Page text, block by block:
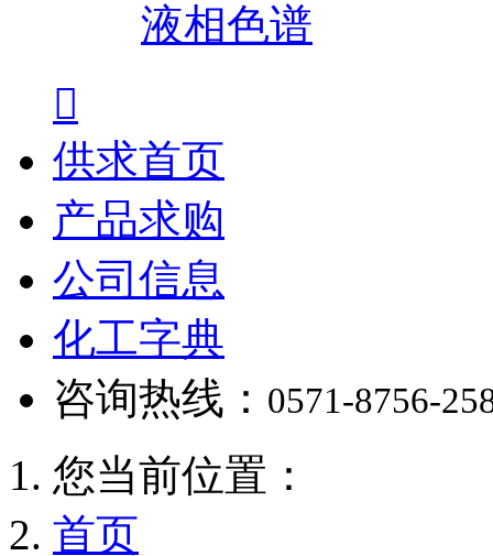
液相色谱

供求首页
产品求购
公司信息
化工字典
咨询热线： 0571-8756-
您当前位置：
首页